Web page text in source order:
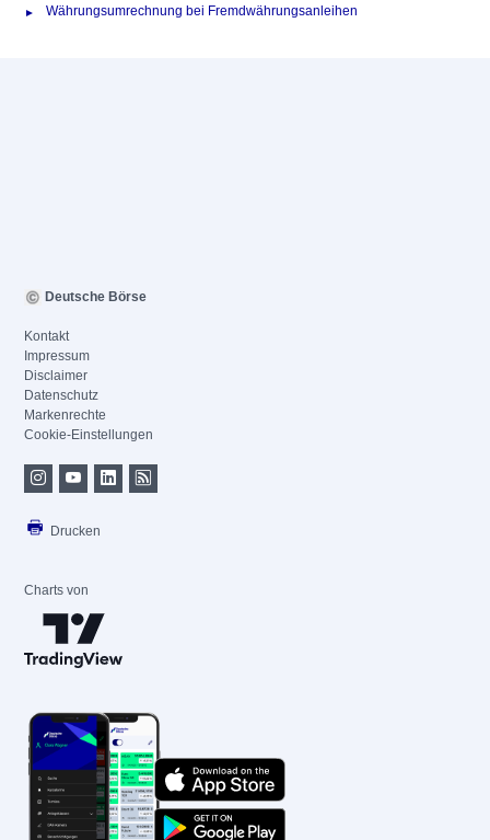
Währungsumrechnung bei Fremdwährungsanleihen
Deutsche Börse
Kontakt
Impressum
Disclaimer
Datenschutz
Markenrechte
Cookie-Einstellungen
Drucken
Charts von